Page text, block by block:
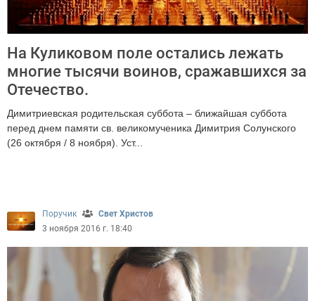
На Куликовом поле остались лежать
многие тысячи воинов, сражавшихся за
Отечество.
Димитриевская родительская суббота – ближайшая суббота
перед днем памяти св. великомученика Димитрия Солунского
(26 октября / 8 ноября). Уст...
Поручик
Свет Христов
3 ноября 2016 г. 18:40